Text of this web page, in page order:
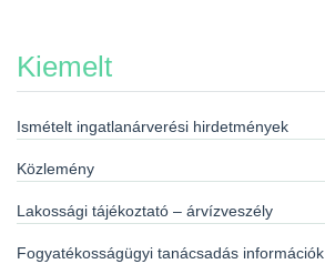
Kiemelt
Ismételt ingatlanárverési hirdetmények
Közlemény
Lakossági tájékoztató – árvízveszély
Fogyatékosságügyi tanácsadás információk